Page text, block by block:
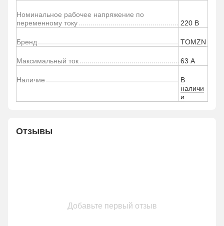
Номинальное рабочее напряжение по
переменному току
220 В
Бренд TOMZN
Максимальный ток 63 А
Наличие
В
наличи
и
Отзывы
Добавьте первый отзыв